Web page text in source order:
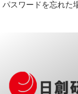
パスワードを忘れた